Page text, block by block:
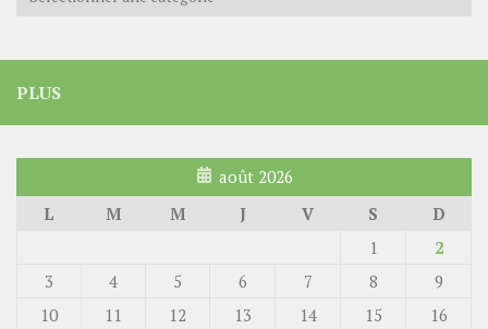
PLUS
août 2026
L
M M J V S
D
1
2
3
4 5 6 7 8
9
10
11 12 13 14 15
16